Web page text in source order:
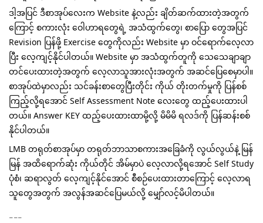
ဒါ့အပြင် ဒီစာအုပ်လေးက Website နဲ့လည်း ချိတ်ဆက်ထားတဲ့အတွက်
ကြောင့် စကားလုံး ဝေါဟာရတွေရဲ့ အသံထွက်တွေ၊ စာပြော တွေအပြင်
Revision ပြန်ဖို့ Exercise တွေကိုလည်း Website မှာ ဝင်ရောက်လေ့လာ
ပြီး လေ့ကျင့်နိုင်ပါတယ်။ Website မှာ အသံထွက်တူကို သေသေချာချာ
တင်ပေးထားတဲ့အတွက် လေ့လာသူအားလုံးအတွက် အဆင်ပြေစေမှာပါ။
စာအုပ်ထဲမှာလည်း သင်ခန်းစာတွေပြီးတိုင်း ကိုယ် တိုးတက်မှုကို ပြန်စစ်
ကြည့်လို့ရအောင် Self Assessment Note လေးတွေ ထည့်ပေးထားပါ
တယ်။ Answer KEY ထည့်ပေးထားထာမို့လို့ မိမိမိ ရလဒ်ကို ပြန်ဆန်းစစ်
နိုင်ပါတယ်။
LMB တရုတ်စာအုပ်မှာ တရုတ်ဘာသာစကားအခြေခံကို လွယ်လွယ်နဲ့ မြန်
မြန် အထိရောက်ဆုံး ကိုယ်တိုင် အိမ်မှာပဲ လေ့လာလို့ရအောင် Self Study
ပုံစံ၊ ဆရာလွတ် လေ့ကျင့်နိုင်အောင် စီစဉ်ပေးထားတာကြောင့် လေ့လာရ
သူတွေအတွက် အလွန်အဆင်ပြေမယ်လို့ မျှော်လင့်မိပါတယ်။
---